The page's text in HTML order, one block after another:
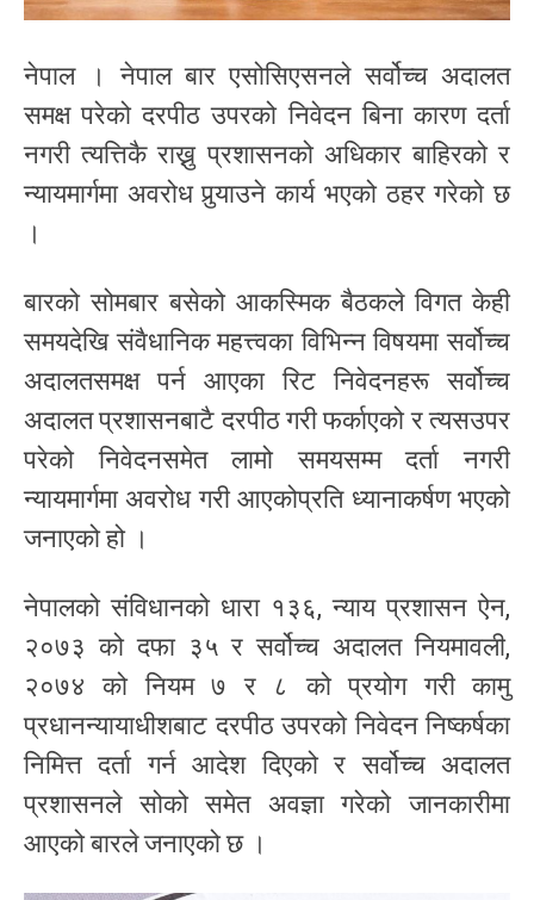
नेपाल । नेपाल बार एसोसिएसनले सर्वोच्च अदालत
समक्ष परेको दरपीठ उपरको निवेदन बिना कारण दर्ता
नगरी त्यत्तिकै राख्नु प्रशासनको अधिकार बाहिरको र
न्यायमार्गमा अवरोध पुर्‍याउने कार्य भएको ठहर गरेको छ
।
बारको सोमबार बसेको आकस्मिक बैठकले विगत केही
समयदेखि संवैधानिक महत्त्वका विभिन्न विषयमा सर्वोच्च
अदालतसमक्ष पर्न आएका रिट निवेदनहरू सर्वोच्च
अदालत प्रशासनबाटै दरपीठ गरी फर्काएको र त्यसउपर
परेको निवेदनसमेत लामो समयसम्म दर्ता नगरी
न्यायमार्गमा अवरोध गरी आएकोप्रति ध्यानाकर्षण भएको
जनाएको हो ।
नेपालको संविधानको धारा १३६, न्याय प्रशासन ऐन,
२०७३ को दफा ३५ र सर्वोच्च अदालत नियमावली,
२०७४ को नियम ७ र ८ को प्रयोग गरी कामु
प्रधानन्यायाधीशबाट दरपीठ उपरको निवेदन निष्कर्षका
निमित्त दर्ता गर्न आदेश दिएको र सर्वोच्च अदालत
प्रशासनले सोको समेत अवज्ञा गरेको जानकारीमा
आएको बारले जनाएको छ ।